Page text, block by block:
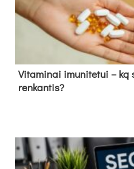
Vitaminai imunitetui – ką
renkantis?